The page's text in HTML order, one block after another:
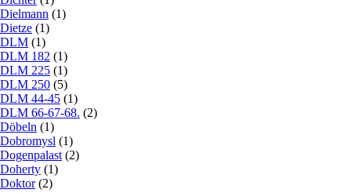
Dielmann (1)
Dietze (1)
DLM (1)
DLM 182 (1)
DLM 225 (1)
DLM 250 (5)
DLM 44-45 (1)
DLM 66-67-68. (2)
Döbeln (1)
Dobromysl (1)
Dogenpalast (2)
Doherty (1)
Doktor (2)